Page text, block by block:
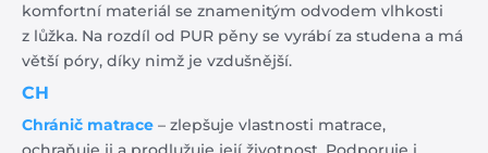
komfortní materiál se znamenitým odvodem vlhkosti
z lůžka. Na rozdíl od PUR pěny se vyrábí za studena a má
větší póry, díky nimž je vzdušnější.
CH
Chránič matrace – zlepšuje vlastnosti matrace,